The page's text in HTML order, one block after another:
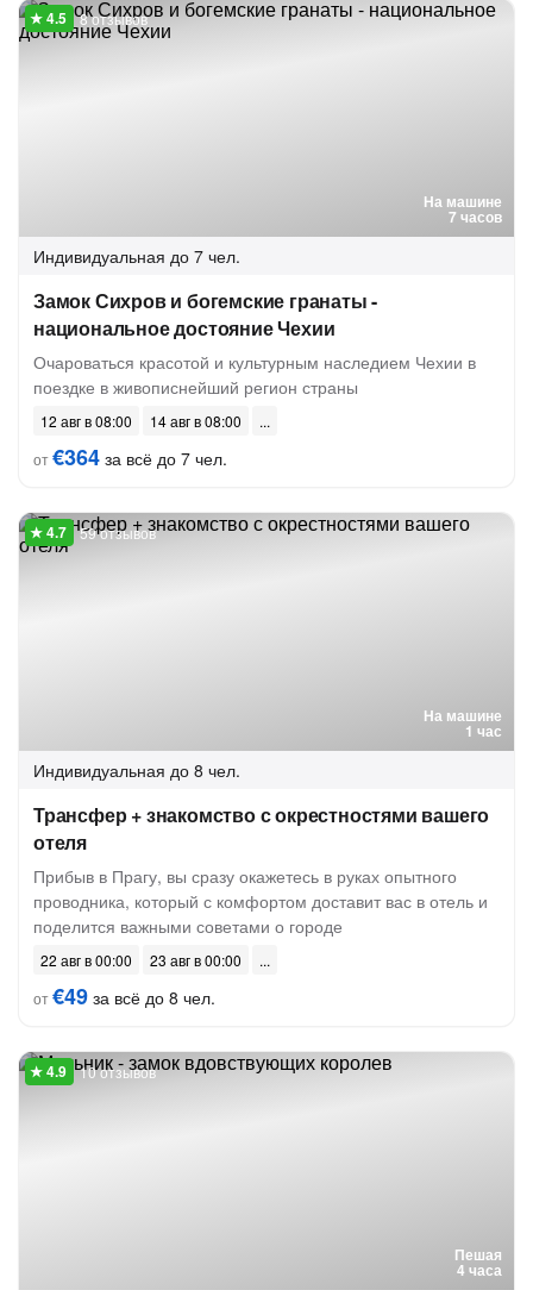
На машине
7 часов
8 отзывов
Индивидуальная до 7 чел.
Замок Сихров и богемские гранаты -
национальное достояние Чехии
Очароваться красотой и культурным наследием Чехии в
поездке в живописнейший регион страны
12 авг в 08:00
14 авг в 08:00
от€364 за всё до 7 чел.
На машине
1 час
59 отзывов
Индивидуальная до 8 чел.
Трансфер + знакомство с окрестностями вашего
отеля
Прибыв в Прагу, вы сразу окажетесь в руках опытного
проводника, который с комфортом доставит вас в отель и
поделится важными советами о городе
22 авг в 00:00
23 авг в 00:00
от€49 за всё до 8 чел.
Пешая
4 часа
10 отзывов